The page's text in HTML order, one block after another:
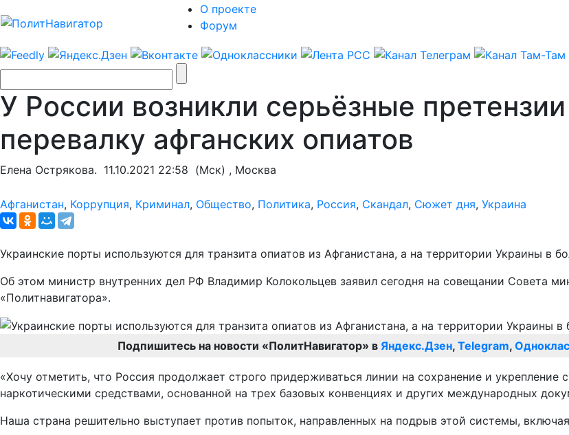
О проекте
Форум
У России возникли серьёзные
перевалку афганских опиатов
Елена Острякова. 11.10.2021 22:58 (Мск) , Москва
Афганистан, Коррупция, Криминал, Общество, Политика, Россия, Скандал, Сюжет дня, Украина
Украинские порты используются для транзита опиатов из Афганистана, а на территории Украины в
Об этом министр внутренних дел РФ Владимир Колокольцев заявил сегодня на совещании Совета
«Политнавигатора».
Подпишитесь на новости «ПолитНавигатор» в Яндекс.Дзен, Telegram,
«Хочу отметить, что Россия продолжает строго придерживаться линии на сохранение и
наркотическими средствами, основанной на трех базовых конвенциях и других международных
Наша страна решительно выступает против попыток, направленных на подрыв этой системы,